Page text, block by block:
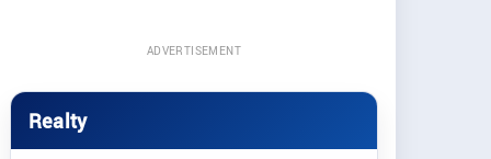
ADVERTISEMENT
Realty